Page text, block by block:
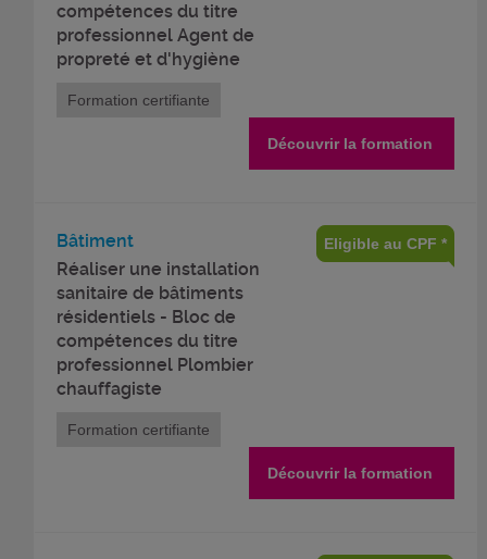
compétences du titre
professionnel Agent de
propreté et d'hygiène
Formation certifiante
Découvrir la formation
Bâtiment
Réaliser une installation
sanitaire de bâtiments
résidentiels - Bloc de
compétences du titre
professionnel Plombier
chauffagiste
Eligible au CPF *
Formation certifiante
Découvrir la formation